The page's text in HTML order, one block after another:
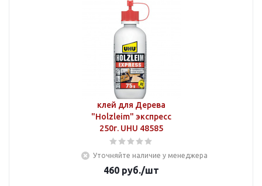
клей для Дерева
"Holzleim" экспресс
250г. UHU 48585
Уточняйте наличие у менеджера
460 руб./шт